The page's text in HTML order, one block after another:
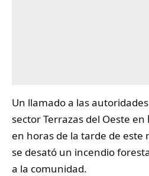
Un llamado a las
sector Terrazas del Oeste en
en horas de la tarde de este
se desató un incendio
a la comunidad.